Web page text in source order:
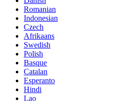
Romanian
Indonesian
Czech
Afrikaans
Swedish
Polish
Basque
Catalan
Esperanto
Hindi
Lao